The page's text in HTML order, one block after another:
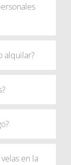
alquilar?
en la